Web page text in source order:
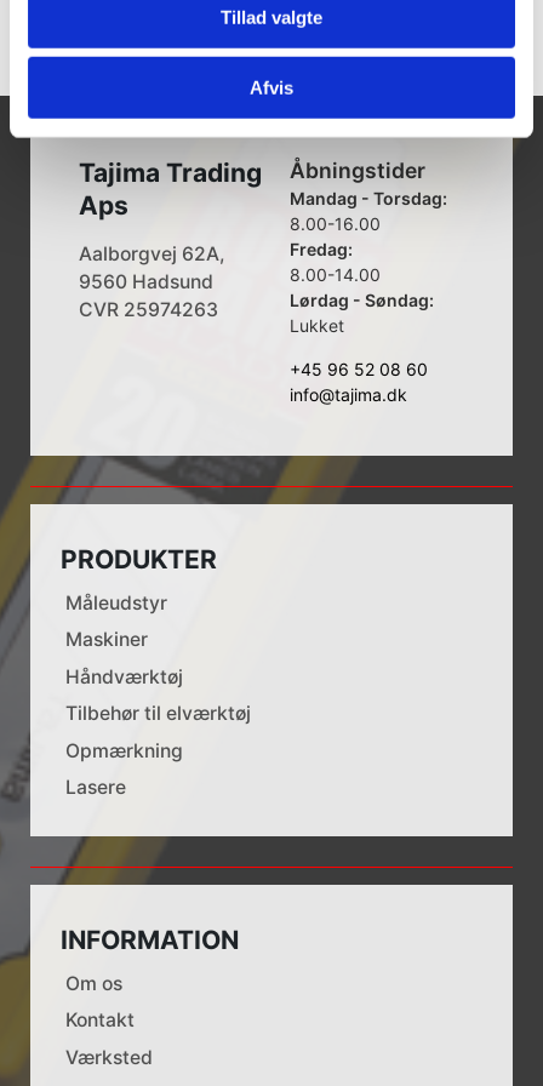
Tillad valgte
Afvis
Tajima Trading
Aps
Aalborgvej 62A,
9560 Hadsund
CVR 25974263
Åbningstider
Mandag - Torsdag:
8.00-16.00
Fredag:
8.00-14.00
Lørdag - Søndag:
Lukket
+45 96 52 08 60
info@tajima.dk
PRODUKTER
Måleudstyr
Maskiner
Håndværktøj
Tilbehør til elværktøj
Opmærkning
Lasere
INFORMATION
Om os
Kontakt
Værksted